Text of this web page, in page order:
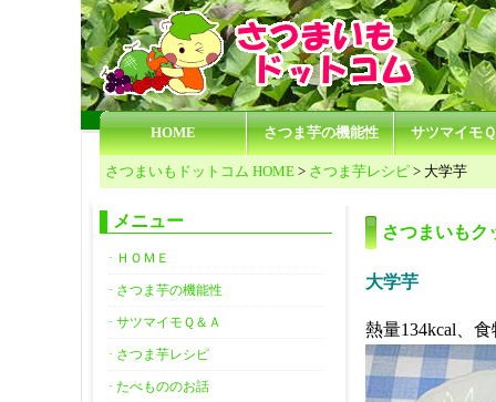
HOME さつま芋の機能性 サツマイモ
さつまいもドットコム HOME > さつま芋レシピ > 大学芋
さつまいもク
大学芋
熱量134kcal、
メニュー
· ＨＯＭＥ
· さつま芋の機能性
· サツマイモＱ＆Ａ
· さつま芋レシピ
· たべもののお話